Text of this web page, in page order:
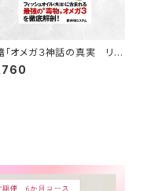
「オメガ３神話の真実 リア
イエンスで暴く〝必須脂肪
噓」【送料無料】